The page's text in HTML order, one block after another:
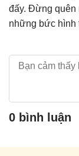
đấy. Đừng quên
những bức hình
0 bình luận